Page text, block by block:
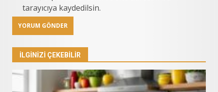
tarayıcıya kaydedilsin.
İLGINIZI ÇEKEBILIR